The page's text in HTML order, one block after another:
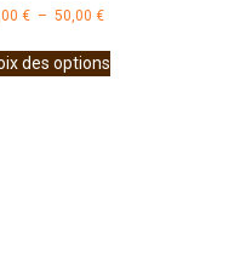
€ – 50,00€
des options